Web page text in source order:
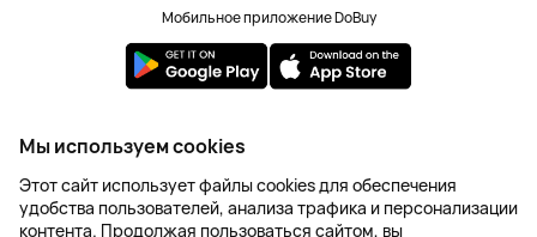
Мобильное приложение DoBuy
2023-2026 © DoBuy. Все права защищены
Правила обработки персональных данных
Пользовательское соглашение
Оферта
Мы используем cookies
Этот сайт использует файлы cookies для обеспечения
удобства пользователей, анализа трафика и персонализации
контента. Продолжая пользоваться сайтом, вы